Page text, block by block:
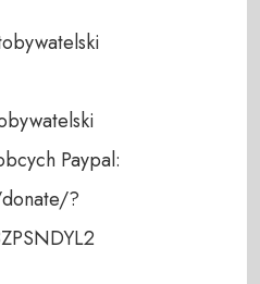
Paypal:
?